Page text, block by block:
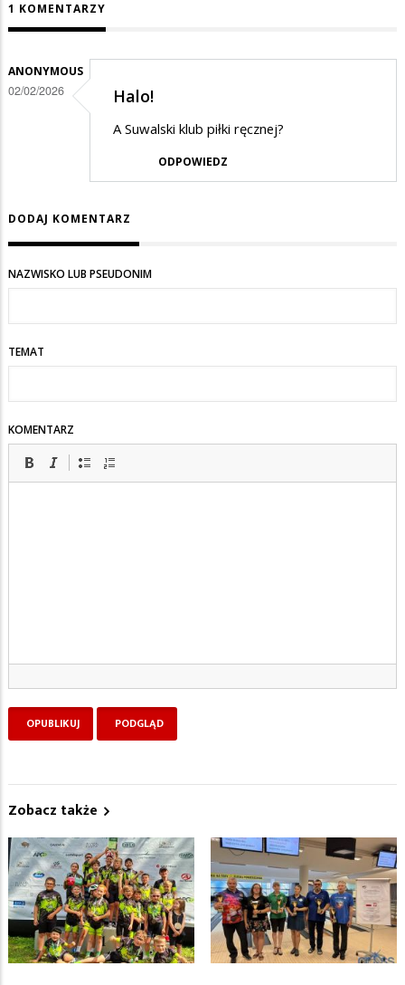
1 KOMENTARZY
ANONYMOUS
02/02/2026 Halo!
A Suwalski klub piłki ręcznej?
ODPOWIEDZ
DODAJ KOMENTARZ
NAZWISKO LUB PSEUDONIM
TEMAT
KOMENTARZ
Zobacz także